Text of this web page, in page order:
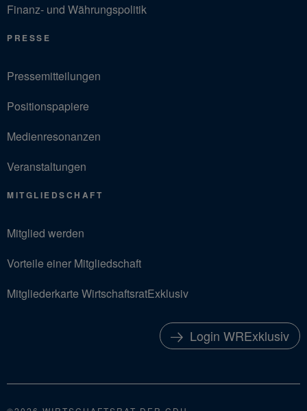
Finanz- und Währungspolitik
PRESSE
Pressemitteilungen
Positionspapiere
Medienresonanzen
Veranstaltungen
MITGLIEDSCHAFT
Mitglied werden
Vorteile einer Mitgliedschaft
Mitgliederkarte WirtschaftsratExklusiv
Login WRExklusiv